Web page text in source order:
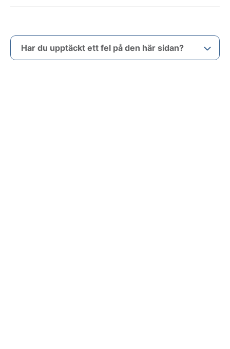
Har du upptäckt ett fel på den här sidan?